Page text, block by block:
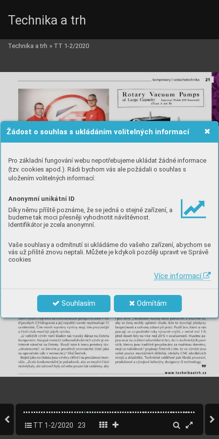
Žádost o souhlas s ukládáním volitelných informací
Pro základní fungování webu nepotřebujeme ukládat žádné informace
(tzv. cookies apod.). Rádi bychom vás ale požádali o souhlas s
uložením volitelných informací:
Anonymní unikátní ID
Díky němu příště poznáme, že se jedná o stejné zařízení, a
budeme tak moci přesněji vyhodnotit návštěvnost.
Identifikátor je zcela anonymní.
Vaše souhlasy a odmítnutí si ukládáme do vašeho zařízení, abychom se
vás už příště znovu neptali. Můžete je kdykoli později upravit ve Správě
cookies
Více informací
Souhlasím Odmítám
Technika a trh
Technika a trh » TT 1-2/2020
TT 1-2/2020 23